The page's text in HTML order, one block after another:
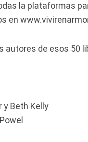
la plataformas
en
de esos 50
y Beth Kelly